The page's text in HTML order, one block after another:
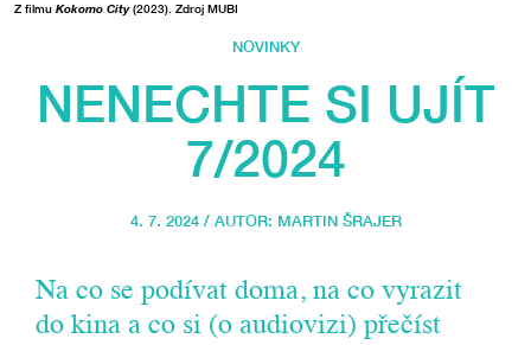
Z filmu Kokomo City(2023). Zdroj MUBI
NOVINKY
NENECHTE SI UJÍT
7/2024
4. 7. 2024 / AUTOR: MARTIN ŠRAJER
Na co se podívat doma, na co vyrazit
do kina a co si (o audiovizi) přečíst